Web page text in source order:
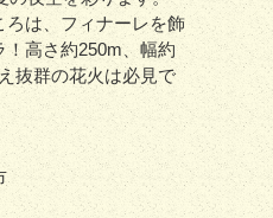
ろは、フィナーレを飾
高さ約250m、幅約
抜群の花火は必見で